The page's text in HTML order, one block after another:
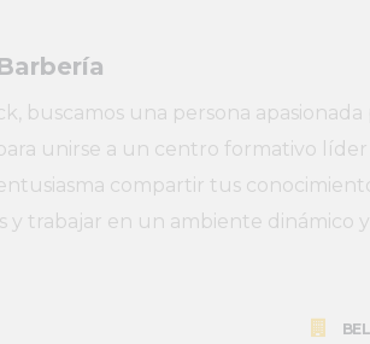
buscamos una persona
unirse a un centro formativo
compartir tus
y trabajar en un ambiente dinámico